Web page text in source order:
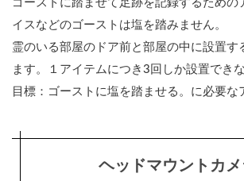
ゴーストに踏ませて足跡を記録するための
イスなどのゴーストは塩を踏みません。
霊のいる部屋のドア前と部屋の中に設置す
ます。１アイテムにつき3回しか設置でき
目標：ゴーストに塩を踏ませる。に必要な
ヘッドマウントカメ